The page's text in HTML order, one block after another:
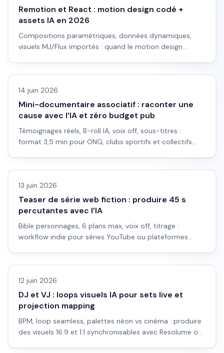
Remotion et React : motion design codé +
assets IA en 2026
Compositions paramétriques, données dynamiques,
visuels MJ/Flux importés : quand le motion design
Vidéo IA
14 juin 2026
Mini-documentaire associatif : raconter une
cause avec l’IA et zéro budget pub
Témoignages réels, B-roll IA, voix off, sous-titres :
format 3,5 min pour ONG, clubs sportifs et collectifs
Vidéo IA
13 juin 2026
Teaser de série web fiction : produire 45 s
percutantes avec l’IA
Bible personnages, 6 plans max, voix off, titrage :
workflow indie pour séries YouTube ou plateformes
Vidéo IA
12 juin 2026
DJ et VJ : loops visuels IA pour sets live et
projection mapping
BPM, loop seamless, palettes néon vs cinéma : produire
des visuels 16:9 et 1:1 synchronisables avec Resolume ou
Vidéo IA